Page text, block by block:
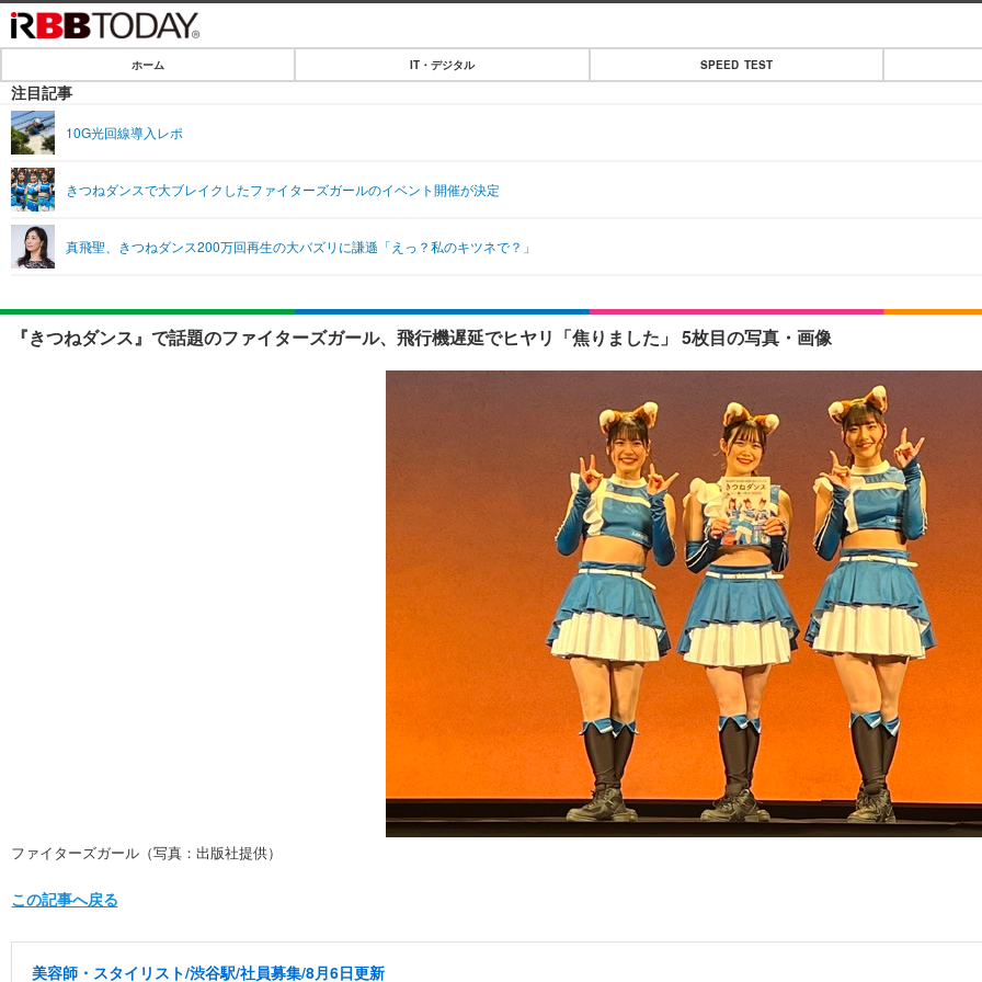
IT・デジタル
ショッピング
SPEED TEST
エンタメ
エンタメTOP
音楽
ライフ
ライフTOP
ペット
リリース一覧
ホーム IT・デジタル SPEED TEST
注目記事
10G光回線導入レポ
きつねダンスで大ブレイクしたファイターズガールのイベント開催が決定
真飛聖、きつねダンス200万回再生の大バズリに謙遜「えっ？私のキツネで？」
『きつねダンス』で話題のファイターズガール、飛行機遅延でヒヤリ「焦りました」 5枚目の写真・画像
ファイターズガール（写真：出版社提供）
この記事へ戻る
美容師・スタイリスト/渋谷駅/社員募集/8月6日更新